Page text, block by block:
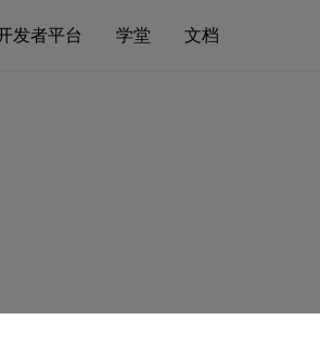
发者平台 学堂 文档